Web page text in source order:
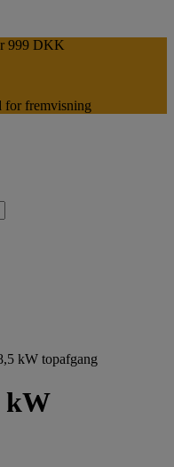
999 DKK
for fremvisning
kW topafgang
kW